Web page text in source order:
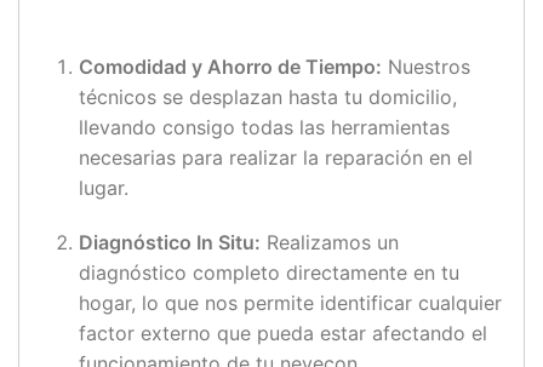
Comodidad y Ahorro de Tiempo: Nuestros
técnicos se desplazan hasta tu domicilio,
llevando consigo todas las herramientas
necesarias para realizar la reparación en el
lugar.
Diagnóstico In Situ: Realizamos un
diagnóstico completo directamente en tu
hogar, lo que nos permite identificar cualquier
factor externo que pueda estar afectando el